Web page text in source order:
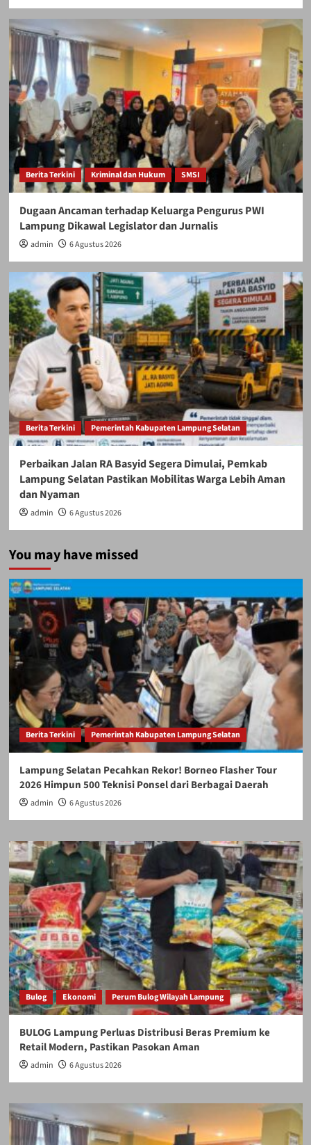
Berita Terkini Kriminal dan Hukum SMSI
Dugaan Ancaman terhadap Keluarga Pengurus PWI
Lampung Dikawal Legislator dan Jurnalis
admin 6 Agustus 2026
Berita Terkini Pemerintah Kabupaten Lampung Selatan
Perbaikan Jalan RA Basyid Segera Dimulai, Pemkab
Lampung Selatan Pastikan Mobilitas Warga Lebih Aman
dan Nyaman
admin 6 Agustus 2026
You may have missed
Berita Terkini Pemerintah Kabupaten Lampung Selatan
Lampung Selatan Pecahkan Rekor! Borneo Flasher Tour
2026 Himpun 500 Teknisi Ponsel dari Berbagai Daerah
admin 6 Agustus 2026
Bulog Ekonomi Perum Bulog Wilayah Lampung
BULOG Lampung Perluas Distribusi Beras Premium ke
Retail Modern, Pastikan Pasokan Aman
admin 6 Agustus 2026